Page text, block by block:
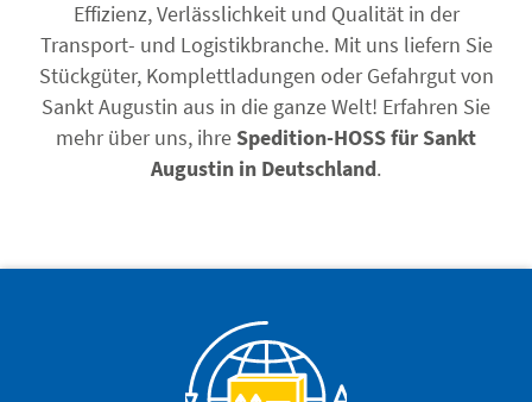
Effizienz, Verlässlichkeit und Qualität in der
Transport- und Logistikbranche. Mit uns liefern Sie
Stückgüter, Komplettladungen oder Gefahrgut von
Sankt Augustin aus in die ganze Welt! Erfahren Sie
mehr über uns, ihre Spedition-HOSS für Sankt
Augustin in Deutschland.